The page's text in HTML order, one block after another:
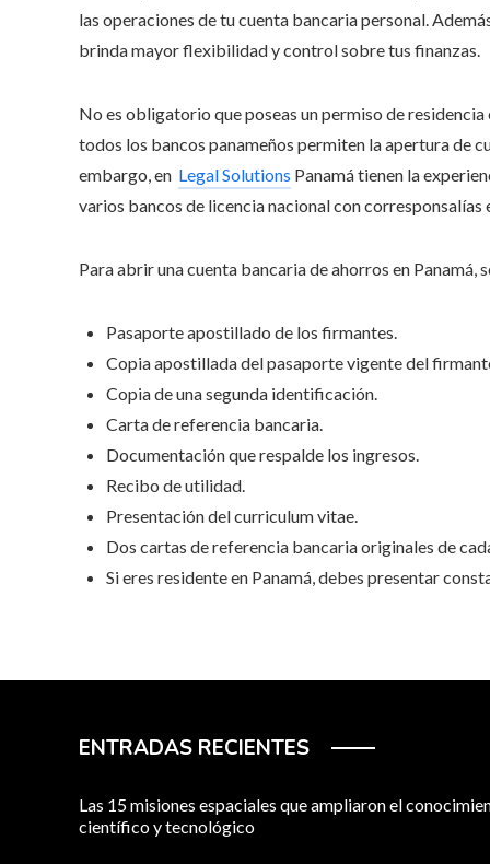
las operaciones de tu cuenta bancaria personal.
brinda mayor flexibilidad y control sobre tus finanzas.
No es obligatorio que poseas un permiso de
todos los bancos panameños permiten la apertura de
embargo, en Legal Solutions Panamá tienen la
varios bancos de licencia nacional con corresponsalías
Para abrir una cuenta bancaria de ahorros en Panamá,
Pasaporte apostillado de los firmantes.
Copia apostillada del pasaporte vigente del
Copia de una segunda identificación.
Carta de referencia bancaria.
Documentación que respalde los ingresos.
Recibo de utilidad.
Presentación del curriculum vitae.
Dos cartas de referencia bancaria originales de
Si eres residente en Panamá, debes presentar
ENTRADAS RECIENTES
Las 15 misiones espaciales que ampliaron el
científico y tecnológico